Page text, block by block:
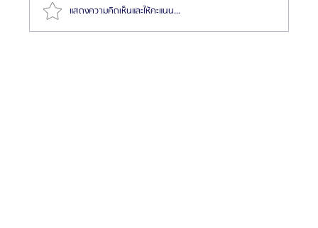
แสดงความคิดเห็นและให้คะแนน...